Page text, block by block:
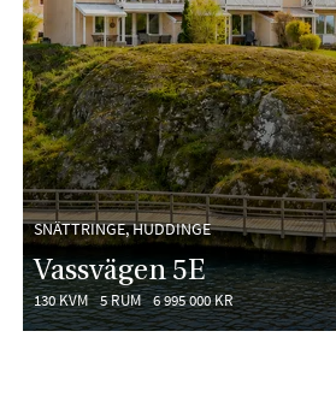
SNÄTTRINGE, HUDDINGE
Vassvägen 5E
130 KVM 5 RUM 6 995 000 KR